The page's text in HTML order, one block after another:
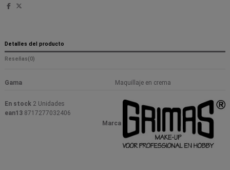
Detalles del producto
Reseñas(0)
Gama Maquillaje en crema
Marca
En stock 2 Unidades
ean13 8717277032406